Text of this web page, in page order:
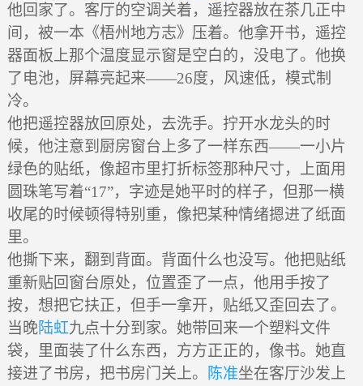
他回家了。客厅的空调关着，遥控器放在茶几正中
间，被一本《梧州地方志》压着。他拿开书，遥控
器面板上那个温度显示窗是空白的，没电了。他换
了电池，屏幕亮起来——26度，风速低，模式制
冷。
他把遥控器放回原处，去洗手。拧开水龙头的时
候，他注意到厨房窗台上多了一样东西——一小片
绿色的贴纸，像超市里打折标签那种尺寸，上面用
圆珠笔写着“17”，字迹是她平时的样子，但那一横
收尾的时候顿得特别重，像把某种情绪摁进了纸面
里。
他撕下来，翻到背面。背面什么也没写。他把贴纸
重新贴回窗台原处，位置歪了一点，他用手按了
按，想把它扶正，但手一拿开，贴纸又歪回去了。
当晚陆虹九点十分到家。她带回来一个塑料文件
袋，里面装了什么东西，方方正正的，像书。她直
接进了书房，把书房门关上。
陈准坐在客厅沙发上